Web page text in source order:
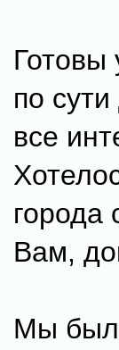
Готовы
по
все
города
Вам,
Мы